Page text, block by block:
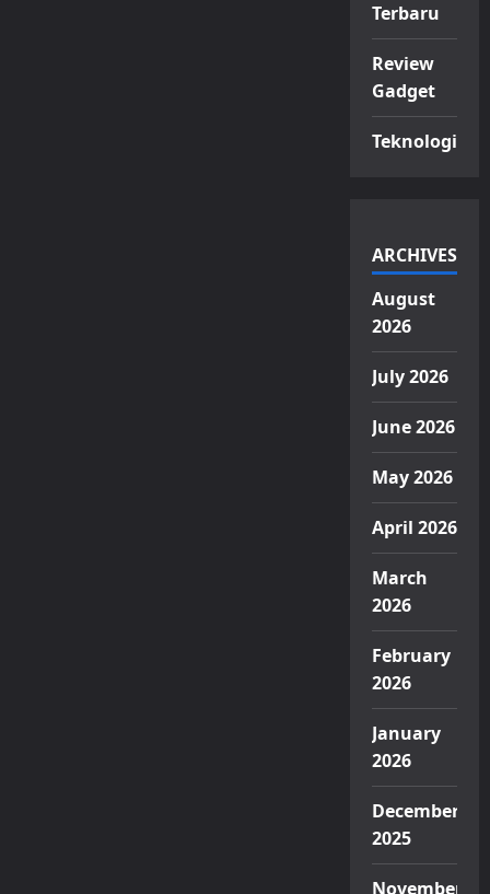
Terbaru
Review
Gadget
Teknologi
ARCHIVES
August
2026
July 2026
June 2026
May 2026
April 2026
March
2026
February
2026
January
2026
December
2025
November